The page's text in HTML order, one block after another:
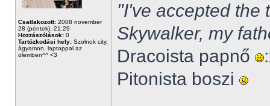
Csatlakozott: 2008 november
28 (péntek), 21:29
Hozzászólások: 0
Tartózkodási hely: Szolnok city,
ágyamon, laptoppal az
ölemben^^ <3
"I've accepted the
Skywalker, my
Dracoista papnő
Pitonista boszi